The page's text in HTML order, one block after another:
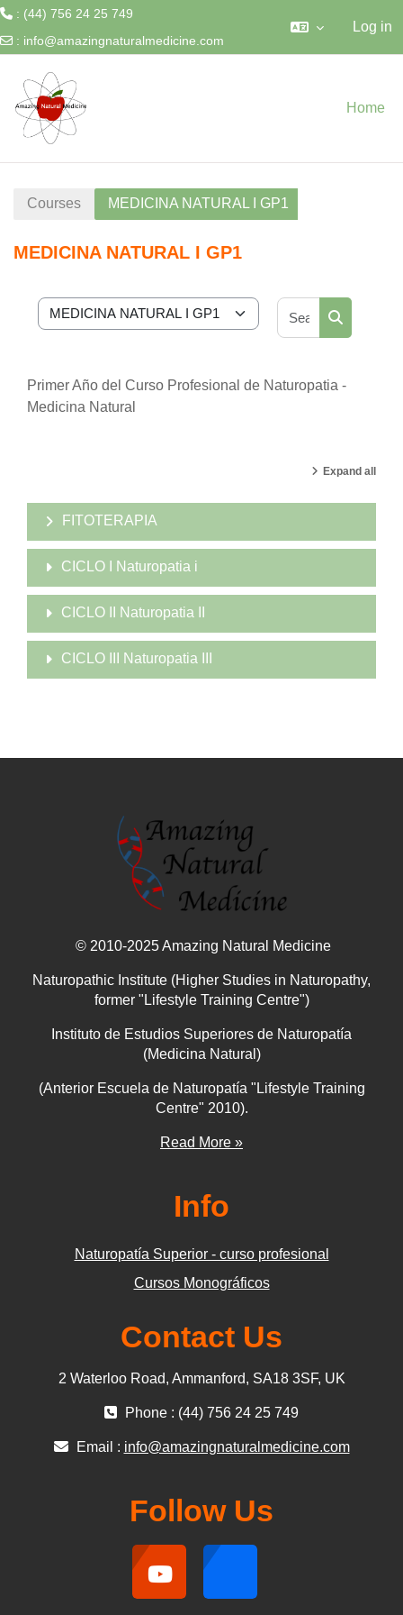
: (44) 756 24 25 749
: info@amazingnaturalmedicine.com
Log in
Home
Courses MEDICINA NATURAL I GP1
MEDICINA NATURAL I GP1
Course categories
Search
Primer Año del Curso Profesional de Naturopatia -
Medicina Natural
Expand all
FITOTERAPIA
CICLO I Naturopatia i
CICLO II Naturopatia II
CICLO III Naturopatia III
© 2010-2025 Amazing Natural Medicine
Naturopathic Institute (Higher Studies in Naturopathy,
former "Lifestyle Training Centre")
Instituto de Estudios Superiores de Naturopatía
(Medicina Natural)
(Anterior Escuela de Naturopatía "Lifestyle Training
Centre" 2010).
Read More »
Info
Naturopatía Superior - curso profesional
Cursos Monográficos
Contact Us
2 Waterloo Road, Ammanford, SA18 3SF, UK
Phone : (44) 756 24 25 749
Email : info@amazingnaturalmedicine.com
Follow Us